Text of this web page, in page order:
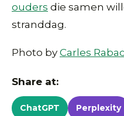
ouders die samen
stranddag.
Photo by Carles
Share at:
ChatGPT Perplexity